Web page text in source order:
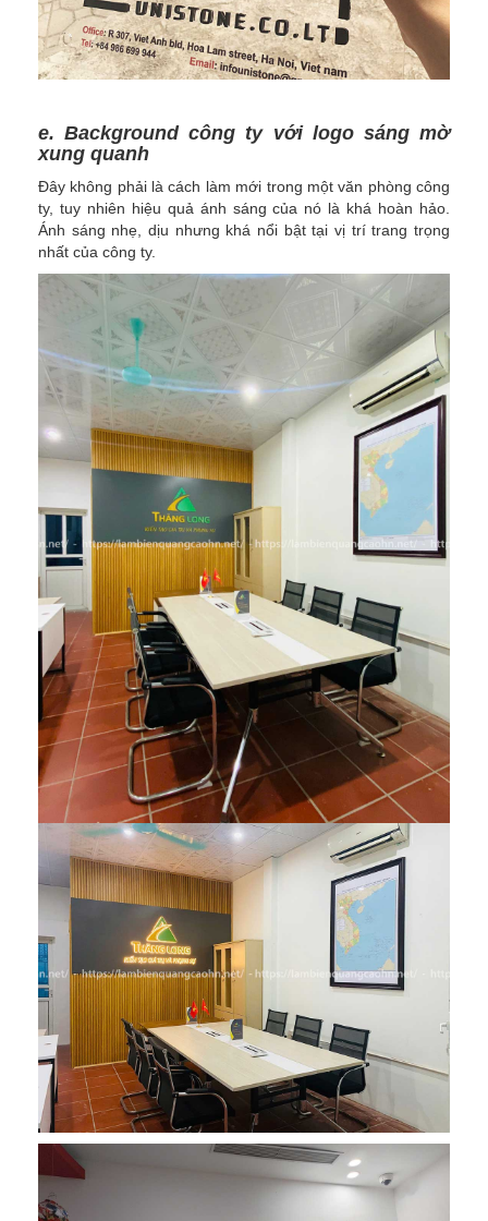
e. Background công ty với logo sáng mờ
xung quanh
Đây không phải là cách làm mới trong một văn phòng công
ty, tuy nhiên hiệu quả ánh sáng của nó là khá hoàn hảo.
Ánh sáng nhẹ, dịu nhưng khá nổi bật tại vị trí trang trọng
nhất của công ty.